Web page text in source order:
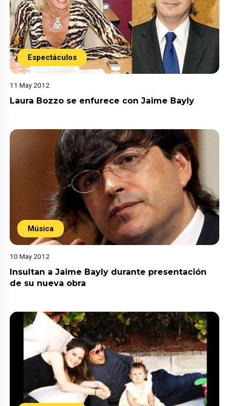
Espectáculos
11 May 2012
Laura Bozzo se enfurece con Jaime Bayly
Música
10 May 2012
Insultan a Jaime Bayly durante presentación
de su nueva obra